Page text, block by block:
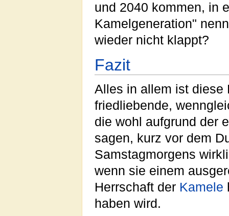
und 2040 kommen, in
Kamelgeneration"
wieder nicht klappt?
Fazit
Alles in allem ist
friedliebende,
die wohl aufgrund der
sagen, kurz vor dem
Samstagmorgens
wenn sie einem
Herrschaft der Kamele
haben wird.